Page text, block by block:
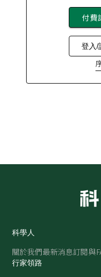
付費
登入/
科學人
關於我們最新消息訂閱與
行家領路